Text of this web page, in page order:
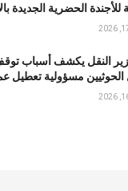
للأجندة الحضرية الجديدة
النقل يكشف أسباب
مسؤولية تعطيل